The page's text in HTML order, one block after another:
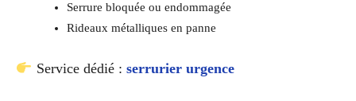
Serrure bloquée ou endommagée
Rideaux métalliques en panne
Service dédié : serrurier urgence